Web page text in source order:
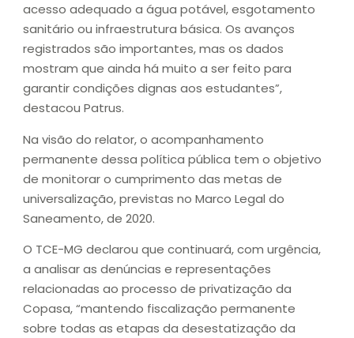
acesso adequado a água potável, esgotamento
sanitário ou infraestrutura básica. Os avanços
registrados são importantes, mas os dados
mostram que ainda há muito a ser feito para
garantir condições dignas aos estudantes”,
destacou Patrus.
Na visão do relator, o acompanhamento
permanente dessa política pública tem o objetivo
de monitorar o cumprimento das metas de
universalização, previstas no Marco Legal do
Saneamento, de 2020.
O TCE-MG declarou que continuará, com urgência,
a analisar as denúncias e representações
relacionadas ao processo de privatização da
Copasa, “mantendo fiscalização permanente
sobre todas as etapas da desestatização da